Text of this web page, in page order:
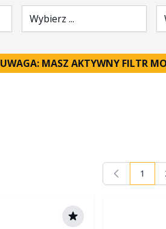
Wybierz ...
UWAGA: MASZ AKTYWNY FILTR
1